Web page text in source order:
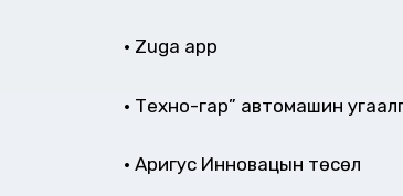
• Zuga app
• Техно-гар” автомашин
• Аригус Инновацын төсөл